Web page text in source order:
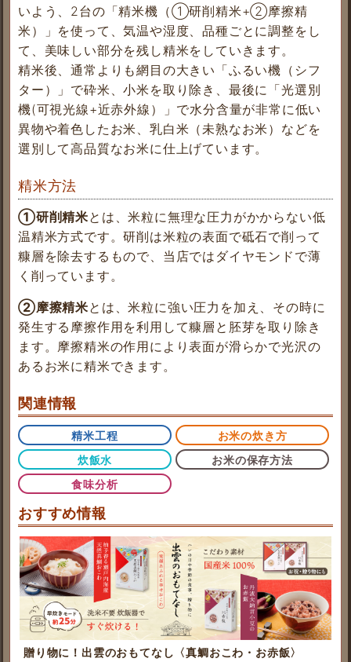
いよう、2台の「精米機（①研削精米+②摩擦精
米）」を使って、気温や湿度、品種ごとに調整をし
て、美味しい部分を残し精米をしていきます。
精米後、通常よりも網目の大きい「ふるい機（シフ
ター）」で砕米、小米を取り除き、最後に「光選別
機(可視光線+近赤外線）」で水分含量が非常に低い
異物や着色したお米、乳白米（未熟なお米）などを
選別して高品質なお米に仕上げています。
精米方法
①研削精米とは、米粒に無理な圧力がかからない低
温精米方式です。研削は米粒の表面で砥石で削って
糠層を除去するもので、当店ではダイヤモンドで薄
く削っています。
②摩擦精米とは、米粒に強い圧力を加え、その時に
発生する摩擦作用を利用して糠層と胚芽を取り除き
ます。摩擦精米の作用により表面が滑らかで光沢の
あるお米に精米できます。
関連情報
精米工程
お米の炊き方
炊飯水
お米の保存方法
食味分析
おすすめ情報
贈り物に！出雲のおもてなし〈真鯛おこわ・お赤飯〉